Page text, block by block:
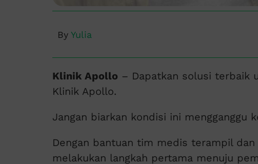
By Yulia
Klinik Apollo – Dapatkan solusi terbaik
Klinik Apollo.
Jangan biarkan kondisi ini mengganggu
Dengan bantuan tim medis terampil
melakukan langkah pertama menuju